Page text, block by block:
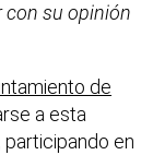
con su opinión
de
a esta
en